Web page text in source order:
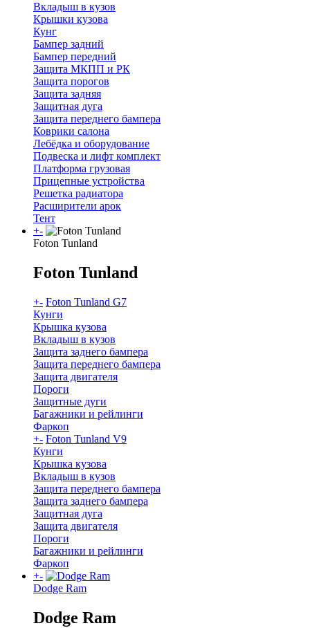
Вкладыш в кузов
Крышки кузова
Кунг
Бампер задний
Бампер передний
Защита МКПП и РК
Защита порогов
Защита задняя
Защитная дуга
Защита переднего бампера
Коврики салона
Лебёдка и оборудование
Подвеска и лифт комплект
Платформа грузовая
Прицепные устройства
Решетка радиатора
Расширители арок
Тент
+-
Foton Tunland
Foton Tunland
+- Foton Tunland G7
Кунги
Крышка кузова
Вкладыш в кузов
Защита заднего бампера
Защита переднего бампера
Защита двигателя
Пороги
Защитные дуги
Багажники и рейлинги
Фаркоп
+- Foton Tunland V9
Кунги
Крышка кузова
Вкладыш в кузов
Защита переднего бампера
Защита заднего бампера
Защитная дуга
Защита двигателя
Пороги
Багажники и рейлинги
Фаркоп
+-
Dodge Ram
Dodge Ram